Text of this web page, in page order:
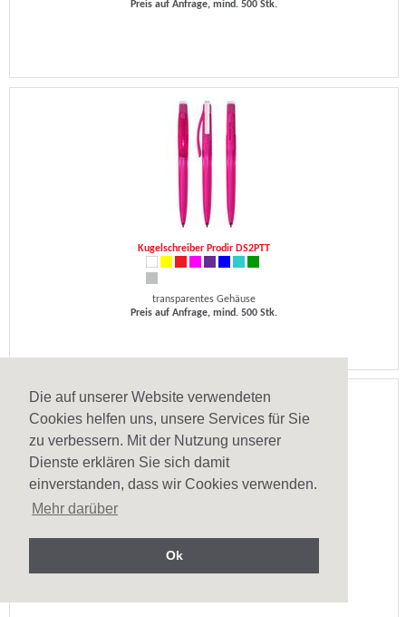
Die auf unserer Website verwendeten
Cookies helfen uns, unsere Services für Sie
zu verbessern. Mit der Nutzung unserer
Dienste erklären Sie sich damit
einverstanden, dass wir Cookies verwenden.
Mehr darüber
Ok
Preis auf Anfrage, mind. 500 Stk.
Kugelschreiber Prodir DS2PTT
transparentes Gehäuse
Preis auf Anfrage, mind. 500 Stk.
Kugelschreiber Prodir QS20
indiv. Oberflächendesign